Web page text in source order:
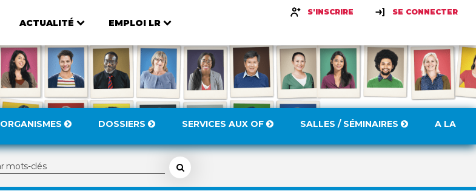
ACTUALITÉ EMPLOI LR
S'INSCRIRE SE CONNECTER
ORGANISMES DOSSIERS SERVICES AUX OF SALLES / SÉMINAIRES
A LA